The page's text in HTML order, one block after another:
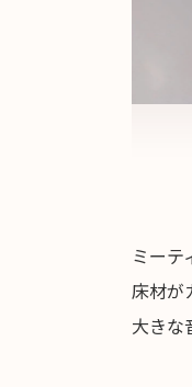
ミーテ
床材が
大きな